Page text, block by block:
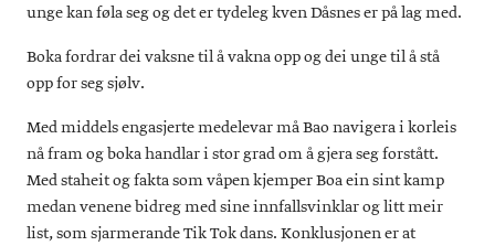
unge kan føla seg og det er tydeleg kven Dåsnes er på lag med.
Boka fordrar dei vaksne til å vakna opp og dei unge til å stå
opp for seg sjølv.
Med middels engasjerte medelevar må Bao navigera i korleis
nå fram og boka handlar i stor grad om å gjera seg forstått.
Med staheit og fakta som våpen kjemper Boa ein sint kamp
medan venene bidreg med sine innfallsvinklar og litt meir
list, som sjarmerande Tik Tok dans. Konklusjonen er at